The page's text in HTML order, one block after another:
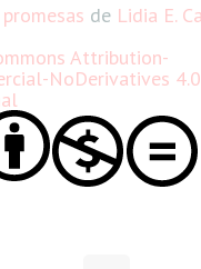
de Lidia E.
Attribution-
NoDerivatives 4.0